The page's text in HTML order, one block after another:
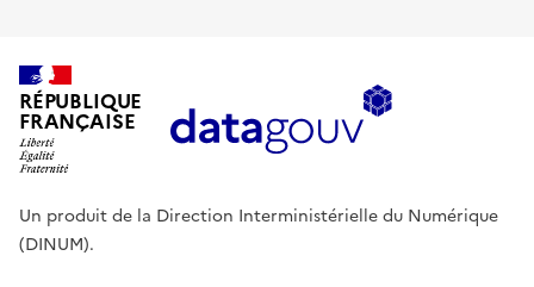
RÉPUBLIQUE
FRANÇAISE
Un produit de la Direction Interministérielle du Numérique
(DINUM).